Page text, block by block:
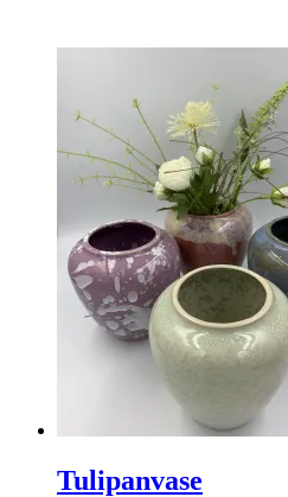
Tulipanvase